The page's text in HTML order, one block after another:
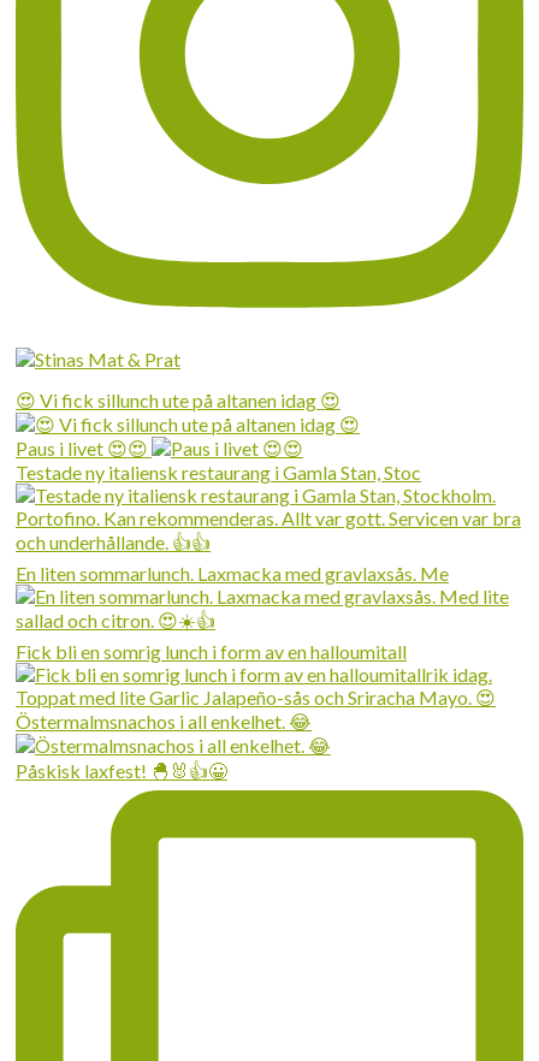
😍 Vi fick sillunch ute på altanen idag 😍
Paus i livet 😍😍
Testade ny italiensk restaurang i Gamla Stan, Stoc
En liten sommarlunch. Laxmacka med gravlaxsås. Me
Fick bli en somrig lunch i form av en halloumitall
Östermalmsnachos i all enkelhet. 😂
Påskisk laxfest! 🐣🐰👍😀